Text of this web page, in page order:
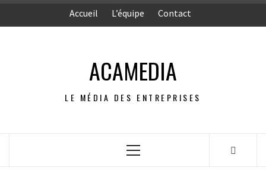
Accueil L’équipe Contact
ACAMEDIA
LE MÉDIA DES ENTREPRISES
Menu